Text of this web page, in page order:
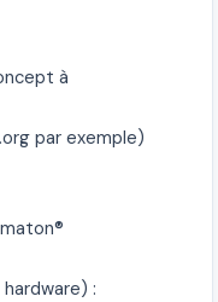
à
par exemple)
: